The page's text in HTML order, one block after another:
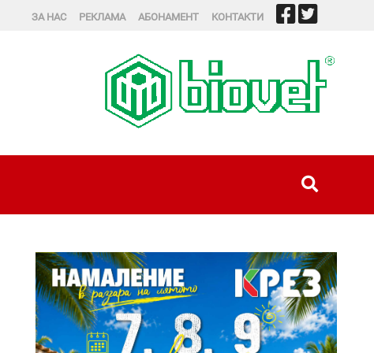
ЗА НАС РЕКЛАМА АБОНАМЕНТ КОНТАКТИ